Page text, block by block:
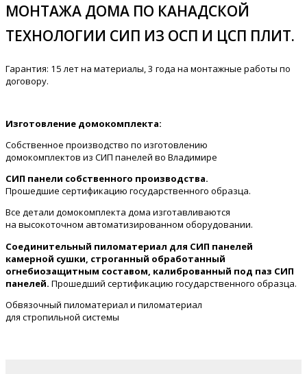
МОНТАЖА ДОМА ПО КАНАДСКОЙ
ТЕХНОЛОГИИ СИП ИЗ ОСП И ЦСП ПЛИТ.
Гарантия: 15 лет на материалы, 3 года на монтажные работы по
договору.
Изготовление домокомплекта:
Собственное производство по изготовлению
домокомплектов из СИП панелей во Владимире
СИП панели собственного производства.
Прошедшие сертификацию государственного образца.
Все детали домокомплекта дома изготавливаются
на высокоточном автоматизированном оборудовании.
Соединительный пиломатериал для СИП панелей
камерной сушки, строганный обработанный
огнебиозащитным составом, калиброванный под паз СИП
панелей. Прошедший сертификацию государственного образца.
Обвязочный пиломатериал и пиломатериал
для стропильной системы